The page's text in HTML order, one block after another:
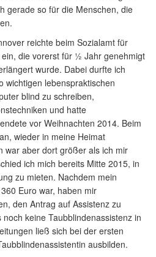
gerade so für die Menschen, die
reichte beim Sozialamt für
die vorerst für ½ Jahr genehmigt
wurde. Dabei durfte ich
wichtigen lebenspraktischen
blind zu schreiben,
und hatte
vor Weihnachten 2014. Beim
wieder in meine Heimat
war aber dort größer als ich mir
ich mich bereits Mitte 2015, in
zu mieten. Nachdem mein
Euro war, haben mir
den Antrag auf Assistenz zu
keine Taubblindenassistenz in
ließ sich bei der ersten
ausbilden.